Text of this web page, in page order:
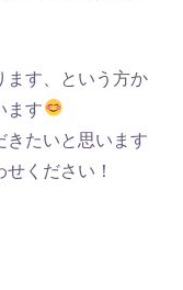
ます、という方か
ます
きたいと思います
ください！